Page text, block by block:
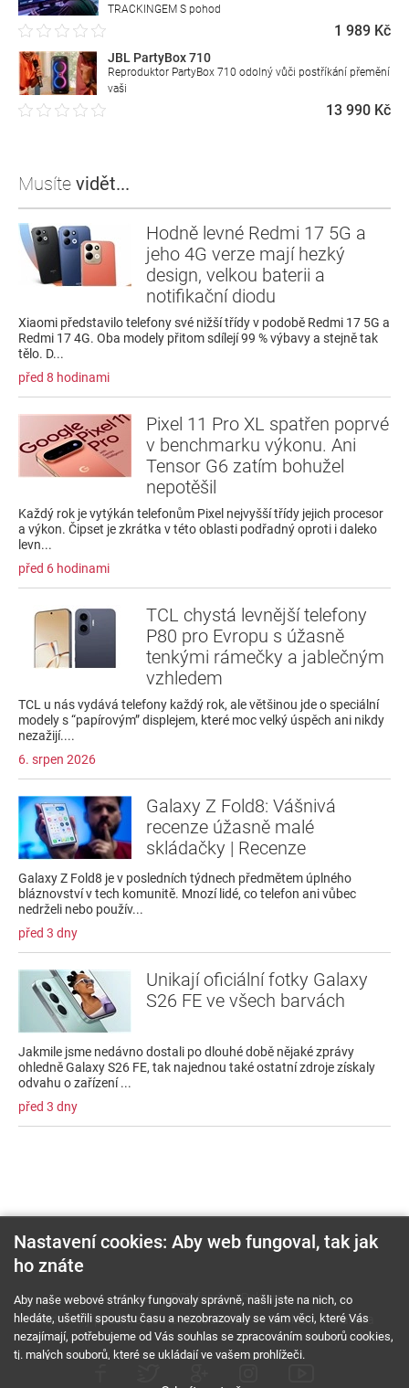
TRACKINGEM S pohod
1 989 Kč
JBL PartyBox 710
Reproduktor PartyBox 710 odolný vůči postříkání přemění
vaši
13 990 Kč
Musíte vidět...
Hodně levné Redmi 17 5G a
jeho 4G verze mají hezký
design, velkou baterii a
notifikační diodu
Xiaomi představilo telefony své nižší třídy v podobě Redmi 17 5G a
Redmi 17 4G. Oba modely přitom sdílejí 99 % výbavy a stejně tak
tělo. D...
před 8 hodinami
Pixel 11 Pro XL spatřen poprvé
v benchmarku výkonu. Ani
Tensor G6 zatím bohužel
nepotěšil
Každý rok je vytýkán telefonům Pixel nejvyšší třídy jejich procesor
a výkon. Čipset je zkrátka v této oblasti podřadný oproti i daleko
levn...
před 6 hodinami
TCL chystá levnější telefony
P80 pro Evropu s úžasně
tenkými rámečky a jablečným
vzhledem
TCL u nás vydává telefony každý rok, ale většinou jde o speciální
modely s “papírovým” displejem, které moc velký úspěch ani nikdy
nezažijí....
6. srpen 2026
Galaxy Z Fold8: Vášnivá
recenze úžasně malé
skládačky | Recenze
Galaxy Z Fold8 je v posledních týdnech předmětem úplného
bláznovství v tech komunitě. Mnozí lidé, co telefon ani vůbec
nedrželi nebo použív...
před 3 dny
Unikají oficiální fotky Galaxy
S26 FE ve všech barvách
Jakmile jsme nedávno dostali po dlouhé době nějaké zprávy
ohledně Galaxy S26 FE, tak najednou také ostatní zdroje získaly
odvahu o zařízení ...
před 3 dny
O nás RSS feed
Reklama
Podmínky použití a ochrana soukromí
Cookies Kariéra
Nastavení cookies: Aby web fungoval, tak jak
ho znáte
Aby naše webové stránky fungovaly správně, našli jste na nich, co
hledáte, ušetřili spoustu času a nezobrazovaly se vám věci, které Vás
nezajímají, potřebujeme od Vás souhlas se zpracováním souborů cookies,
tj. malých souborů, které se ukládají ve vašem prohlížeči.